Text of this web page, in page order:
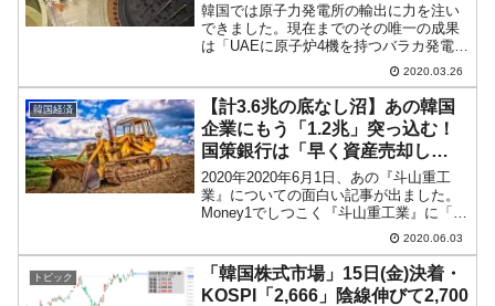
韓国では原子力発電所の輸出に力を注い
できました。現在までのその唯一の成果
は「UAEに原子炉4機を持つバラカ発電所
を建設する」というものです。これはこ
れで立派なものですが、2009年12月27
日、当時の韓国李明博大統領がUAEのナ
ヒヤーン大統...
2020.03.26
韓国経済
【計3.6兆の底なし沼】あの韓国
企業にもう「1.2兆」突っ込む！
国策銀行は「早く資産売却し
ろ！」
2020年2020年6月1日、あの『斗山重工
業』についての面白い記事が出ました。
Money1でしつこく『斗山重工業』に「あ
の」を付けるのは、東芝が盗難に遭った
外付けハードディスクが渡った企業と目
されているからです（ウラは取れていま
せん）。そ...
2020.06.03
トピック
「韓国株式市場」15日(金)決着・
KOSPI「2,666」陰線伸びて2,700